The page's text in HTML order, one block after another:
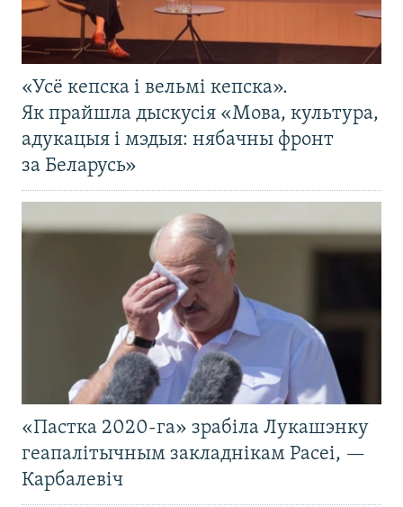
«Усё кепска і вельмі кепска».
Як прайшла дыскусія «Мова, культура,
адукацыя і мэдыя: нябачны фронт
за Беларусь»
«Пастка 2020-га» зрабіла Лукашэнку
геапалітычным закладнікам Расеі, —
Карбалевіч